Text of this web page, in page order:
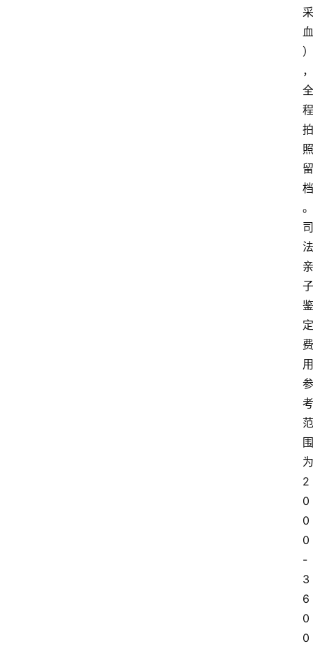
采
血
）
，
全
程
拍
照
留
档
。
司
法
亲
子
鉴
定
费
用
参
考
范
围
为
2
0
0
0
-
3
6
0
0